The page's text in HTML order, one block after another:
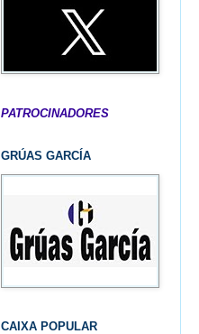
PATROCINADORES
GRÚAS GARCÍA
CAIXA POPULAR